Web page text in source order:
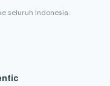
seluruh Indonesia.